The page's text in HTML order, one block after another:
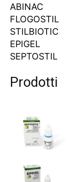
ABINAC
FLOGOSTIL
STILBIOTIC
EPIGEL
SEPTOSTIL
Prodotti